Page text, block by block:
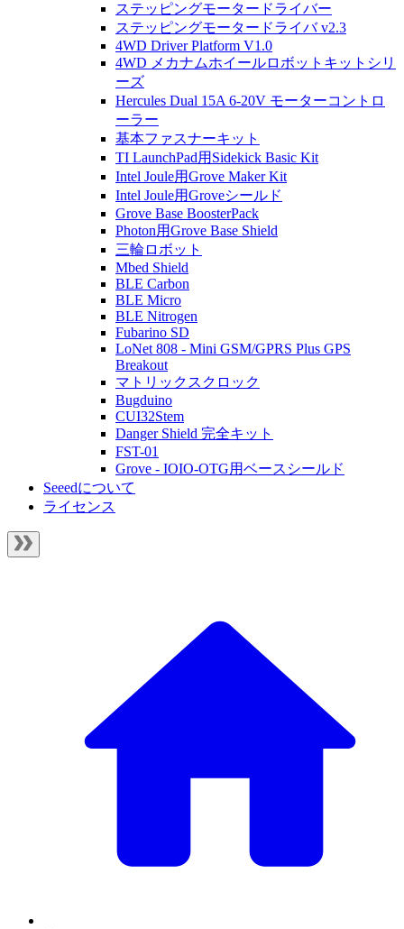
ステッピングモータードライバー
ステッピングモータードライバ v2.3
4WD Driver Platform V1.0
4WD メカナムホイールロボットキットシリ
ーズ
Hercules Dual 15A 6-20V モーターコントロ
ーラー
基本ファスナーキット
TI LaunchPad用Sidekick Basic Kit
Intel Joule用Grove Maker Kit
Intel Joule用Groveシールド
Grove Base BoosterPack
Photon用Grove Base Shield
三輪ロボット
Mbed Shield
BLE Carbon
BLE Micro
BLE Nitrogen
Fubarino SD
LoNet 808 - Mini GSM/GPRS Plus GPS
Breakout
マトリックスクロック
Bugduino
CUI32Stem
Danger Shield 完全キット
FST-01
Grove - IOIO-OTG用ベースシールド
Seeedについて
ライセンス